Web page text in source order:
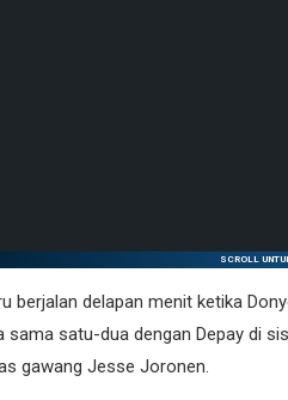
SCROLL
berjalan delapan menit ketika
sama satu-dua dengan Depay di
gawang Jesse Joronen.